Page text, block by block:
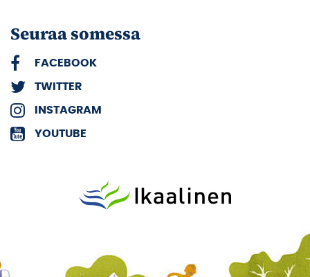
Seuraa somessa
FACEBOOK
TWITTER
INSTAGRAM
YOUTUBE